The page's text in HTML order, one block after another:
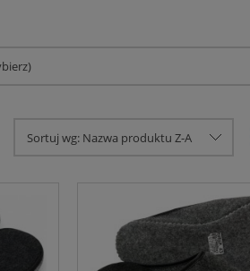
Sortuj wg: Nazwa produktu Z-A